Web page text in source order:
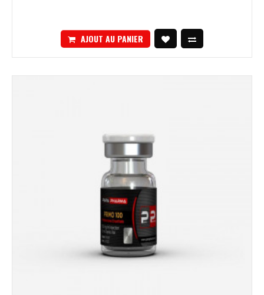
AJOUT AU PANIER